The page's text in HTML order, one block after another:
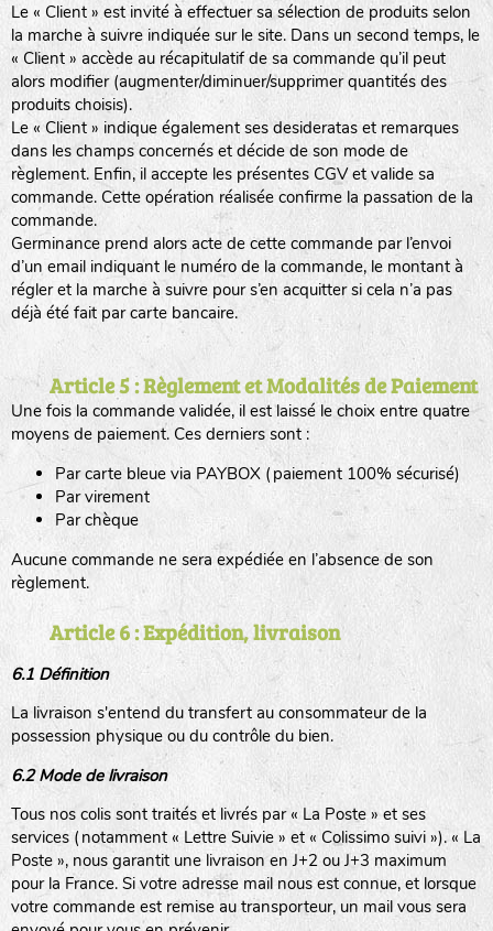
Le « Client » est invité à effectuer sa sélection de produits selon
la marche à suivre indiquée sur le site. Dans un second temps, le
« Client » accède au récapitulatif de sa commande qu’il peut
alors modifier (augmenter/diminuer/supprimer quantités des
produits choisis).
Le « Client » indique également ses desideratas et remarques
dans les champs concernés et décide de son mode de
règlement. Enfin, il accepte les présentes CGV et valide sa
commande. Cette opération réalisée confirme la passation de la
commande.
Germinance prend alors acte de cette commande par l’envoi
d’un email indiquant le numéro de la commande, le montant à
régler et la marche à suivre pour s’en acquitter si cela n’a pas
déjà été fait par carte bancaire.
Article 5 : Règlement et Modalités de Paiement
Une fois la commande validée, il est laissé le choix entre quatre
moyens de paiement. Ces derniers sont :
Par carte bleue via PAYBOX (paiement 100% sécurisé)
Par virement
Par chèque
Aucune commande ne sera expédiée en l’absence de son
règlement.
Article 6 : Expédition, livraison
6.1 Définition
La livraison s'entend du transfert au consommateur de la
possession physique ou du contrôle du bien.
6.2 Mode de livraison
Tous nos colis sont traités et livrés par « La Poste » et ses
services (notamment « Lettre Suivie » et « Colissimo suivi »). « La
Poste », nous garantit une livraison en J+2 ou J+3 maximum
pour la France. Si votre adresse mail nous est connue, et lorsque
votre commande est remise au transporteur, un mail vous sera